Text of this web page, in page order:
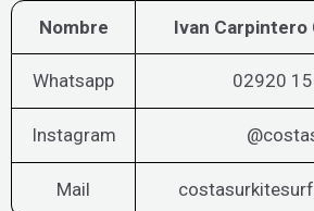
Nombre Ivan Carpintero
Whatsapp 02920
Instagram
Mail